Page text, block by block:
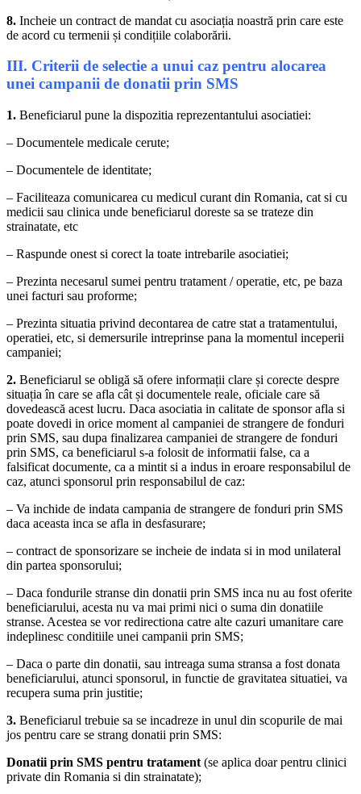
8. Incheie un contract de mandat cu asociația noastră prin care este
de acord cu termenii și condițiile colaborării.
III. Criterii de selectie a unui caz pentru alocarea
unei campanii de donatii prin SMS
1. Beneficiarul pune la dispozitia reprezentantului asociatiei:
– Documentele medicale cerute;
– Documentele de identitate;
– Faciliteaza comunicarea cu medicul curant din Romania, cat si cu
medicii sau clinica unde beneficiarul doreste sa se trateze din
strainatate, etc
– Raspunde onest si corect la toate intrebarile asociatiei;
– Prezinta necesarul sumei pentru tratament / operatie, etc, pe baza
unei facturi sau proforme;
– Prezinta situatia privind decontarea de catre stat a tratamentului,
operatiei, etc, si demersurile intreprinse pana la momentul inceperii
campaniei;
2. Beneficiarul se obligă să ofere informații clare și corecte despre
situația în care se afla cât și documentele reale, oficiale care să
dovedească acest lucru. Daca asociatia in calitate de sponsor afla si
poate dovedi in orice moment al campaniei de strangere de fonduri
prin SMS, sau dupa finalizarea campaniei de strangere de fonduri
prin SMS, ca beneficiarul s-a folosit de informatii false, ca a
falsificat documente, ca a mintit si a indus in eroare responsabilul de
caz, atunci sponsorul prin responsabilul de caz:
– Va inchide de indata campania de strangere de fonduri prin SMS
daca aceasta inca se afla in desfasurare;
– contract de sponsorizare se incheie de indata si in mod unilateral
din partea sponsorului;
– Daca fondurile stranse din donatii prin SMS inca nu au fost oferite
beneficiarului, acesta nu va mai primi nici o suma din donatiile
stranse. Acestea se vor redirectiona catre alte cazuri umanitare care
indeplinesc conditiile unei campanii prin SMS;
– Daca o parte din donatii, sau intreaga suma stransa a fost donata
beneficiarului, atunci sponsorul, in functie de gravitatea situatiei, va
recupera suma prin justitie;
3. Beneficiarul trebuie sa se incadreze in unul din scopurile de mai
jos pentru care se strang donatii prin SMS:
Donatii prin SMS pentru tratament (se aplica doar pentru clinici
private din Romania si din strainatate);